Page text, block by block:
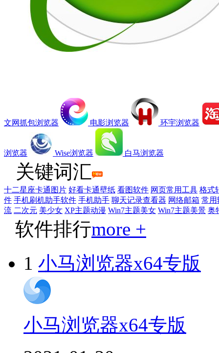
文网抓包浏览器 电影浏览器 环宇浏览器
浏览器 Wise浏览器 白马浏览器
关键词汇
十二星座卡通图片 好看卡通壁纸 看图软件 网页常用工具 格式
件 手机刷机助手软件 手机助手 聊天记录查看器 网络邮箱 常用
流 二次元 美少女 XP主题动漫 Win7主题美女 Win7主题美景 奥
软件排行more +
1 小马浏览器x64专版
小马浏览器x64专版